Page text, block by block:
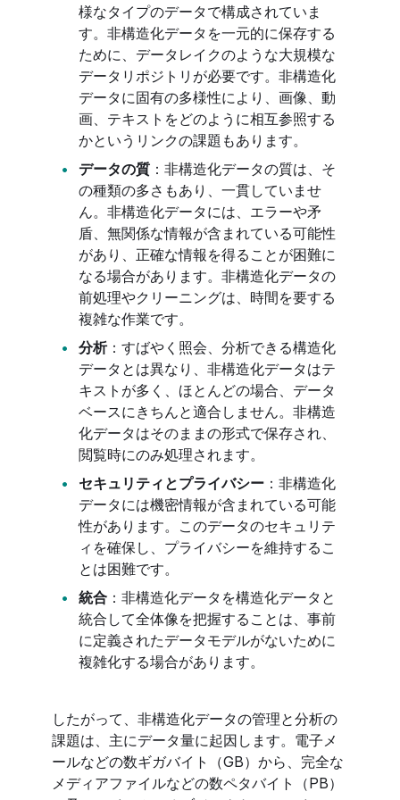
様なタイプのデータで構成されていま
す。非構造化データを一元的に保存する
ために、データレイクのような大規模な
データリポジトリが必要です。非構造化
データに固有の多様性により、画像、動
画、テキストをどのように相互参照する
かというリンクの課題もあります。
データの質：非構造化データの質は、そ
の種類の多さもあり、一貫していませ
ん。非構造化データには、エラーや矛
盾、無関係な情報が含まれている可能性
があり、正確な情報を得ることが困難に
なる場合があります。非構造化データの
前処理やクリーニングは、時間を要する
複雑な作業です。
分析：すばやく照会、分析できる構造化
データとは異なり、非構造化データはテ
キストが多く、ほとんどの場合、データ
ベースにきちんと適合しません。非構造
化データはそのままの形式で保存され、
閲覧時にのみ処理されます。
セキュリティとプライバシー：非構造化
データには機密情報が含まれている可能
性があります。このデータのセキュリテ
ィを確保し、プライバシーを維持するこ
とは困難です。
統合：非構造化データを構造化データと
統合して全体像を把握することは、事前
に定義されたデータモデルがないために
複雑化する場合があります。
したがって、非構造化データの管理と分析の
課題は、主にデータ量に起因します。電子メ
ールなどの数ギガバイト（GB）から、完全な
メディアファイルなどの数ペタバイト（PB）